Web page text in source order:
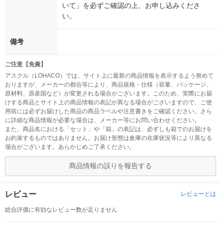
いて」を必ずご確認の上、お申し込みくださ
い。
備考
ご注意【免責】
アスクル（LOHACO）では、サイト上に最新の商品情報を表示するよう努めて
おりますが、メーカーの都合等により、商品規格・仕様（容量、パッケージ、
原材料、原産国など）が変更される場合がございます。このため、実際にお届
けする商品とサイト上の商品情報の表記が異なる場合がございますので、ご使
用前には必ずお届けした商品の商品ラベルや注意書きをご確認ください。さら
に詳細な商品情報が必要な場合は、メーカー等にお問い合わせください。
また、商品名における「セット」や「箱」の表記は、必ずしも箱でのお届けを
お約束するものではありません。お届け形態は倉庫の在庫状況等により異なる
場合がございます。あらかじめご了承ください。
商品情報の誤りを報告する
レビュー レビューとは
総合評価に有効なレビュー数が足りません